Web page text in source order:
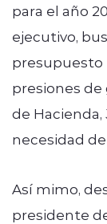
para el año
ejecutivo,
presupuesto
presiones de
de
necesidad
Así mimo,
presidente